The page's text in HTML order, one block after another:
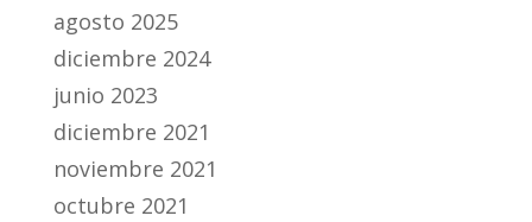
agosto 2025
diciembre 2024
junio 2023
diciembre 2021
noviembre 2021
octubre 2021